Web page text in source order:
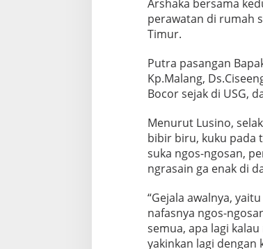
Arshaka bersama
perawatan di rumah
Timur.
Putra pasangan
Kp.Malang,
Bocor sejak di USG,
Menurut Lusino,
bibir biru, kuku pada
suka ngos-ngosan,
ngrasain ga enak di
“Gejala awalnya,
nafasnya ngos-
semua, apa lagi
yakinkan lagi dengan